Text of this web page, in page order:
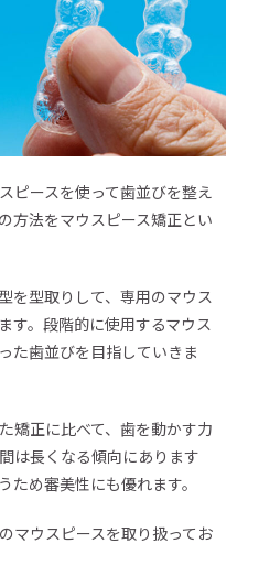
ピースを使って歯並びを整え
方法をマウスピース矯正とい
を型取りして、専用のマウス
す。段階的に使用するマウス
た歯並びを目指していきま
矯正に比べて、歯を動かす力
は長くなる傾向にあります
ため審美性にも優れます。
マウスピースを取り扱ってお